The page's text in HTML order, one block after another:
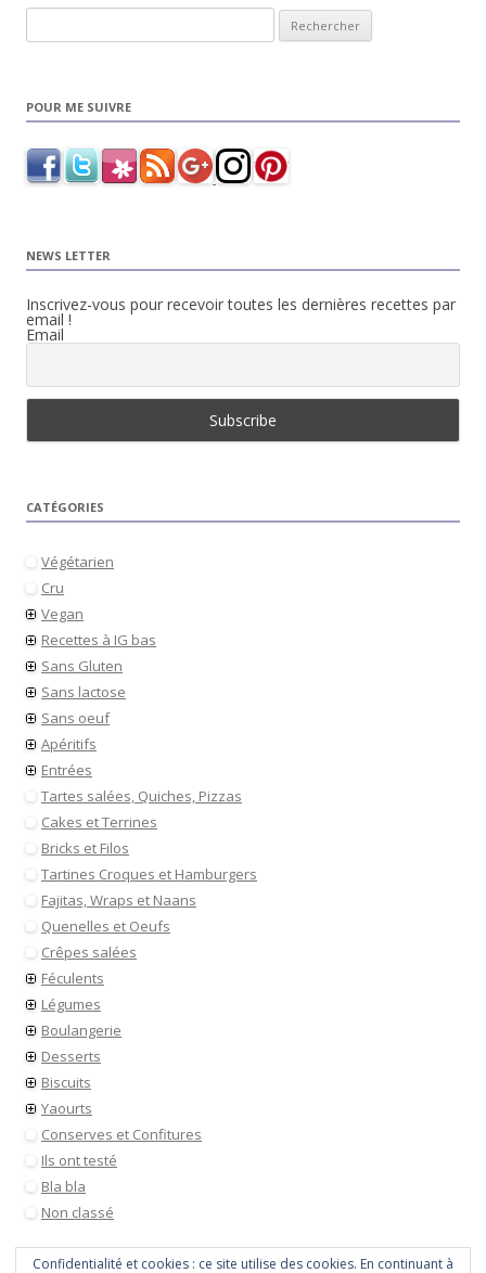
POUR ME SUIVRE
NEWS LETTER
Inscrivez-vous pour recevoir toutes les dernières recettes par
email !
Email
CATÉGORIES
Végétarien
Cru
Vegan
Recettes à IG bas
Sans Gluten
Sans lactose
Sans oeuf
Apéritifs
Entrées
Tartes salées, Quiches, Pizzas
Cakes et Terrines
Bricks et Filos
Tartines Croques et Hamburgers
Fajitas, Wraps et Naans
Quenelles et Oeufs
Crêpes salées
Féculents
Légumes
Boulangerie
Desserts
Biscuits
Yaourts
Conserves et Confitures
Ils ont testé
Bla bla
Non classé
Confidentialité et cookies : ce site utilise des cookies. En continuant à